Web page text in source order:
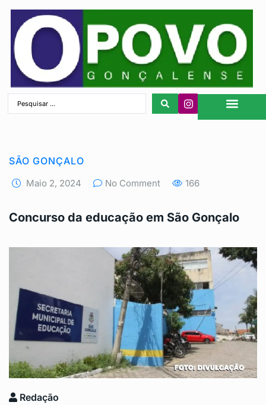
SÃO GONÇALO
Maio 2, 2024 No Comment 166
Concurso da educação em São Gonçalo
Redação